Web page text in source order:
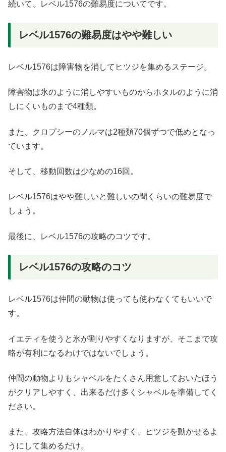
続いて、レベル1576の難易度についてです。
レベル1576の難易度はやや難しい
レベル1576は障害物を消してヒツジを集めるステージ。
障害物は氷のように消しやすいものからホタルのように消
しにくいものまで4種類。
また、クロプシーのノルマは2種類70個ずつで低めとなっ
ています。
そして、移動回数は少なめの16回。
レベル1576はやや難しいと難しいの間くらいの難易度で
しょう。
最後に、レベル1576の攻略のコツです。
レベル1576の攻略のコツ
レベル1576は仲間の動物は使っても使わなくてもいいで
す。
イエティを使うと氷が割りやすくなりますが、そこまで攻
略が有利になるわけではないでしょう。
仲間の動物よりもシャベルをたくさん用意しておいたほう
がクリアしやすく、出来るだけ多くシャベルを準備してく
ださい。
また、攻略方法自体はわかりやすく、ヒツジを動かせるよ
うにして集めるだけ。